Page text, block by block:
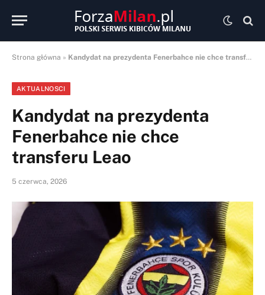
Strona główna » Kandydat na prezydenta Fenerbahce nie chce transferu Leao
AKTUALNOSCI
Kandydat na prezydenta
Fenerbahce nie chce
transferu Leao
5 czerwca, 2026